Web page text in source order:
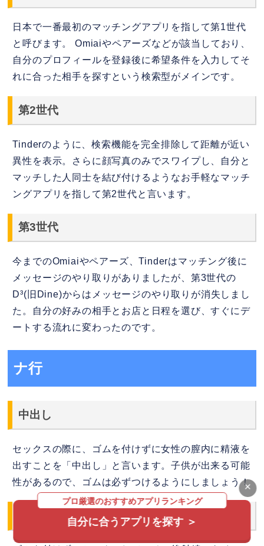
日本で一番最初のマッチングアプリを指して第1世代
と呼びます。 Omiaiやペアーズなどが該当しており、
自分のプロフィールを登録後に希望条件を入力してそ
れに合った相手を探すという検索型がメインです。
第2世代
Tinderのように、検索機能を完全排除して距離が近い
異性を表示。さらに顔写真のみでスワイプし、自分と
マッチした人同士を結び付けるようなお手軽なマッチ
ングアプリを指して第2世代と言います。
第3世代
今までのOmiaiやペアーズ、Tinderはマッチング後に
メッセージのやり取りがありましたが、第3世代の
D³(旧Dine)からはメッセージのやり取りが消失しまし
た。自分の好みの相手とお店と日程を選び、すぐにデ
ートする流れに変わったのです。
ナ行
中出し
セックスの際に、ゴムを付けずに女性の膣内に精液を
出すことを「中出し」と言います。子供が出来る可能
性があるので、ゴムは必ずつけるようにしましょう！
プロ厳選のおすすめアプリランキング
自分に合うアプリを探す ＞
×